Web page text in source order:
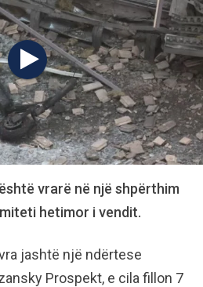
vrarë në një shpërthim
hetimor i vendit.
jashtë një ndërtese
Prospekt, e cila fillon 7